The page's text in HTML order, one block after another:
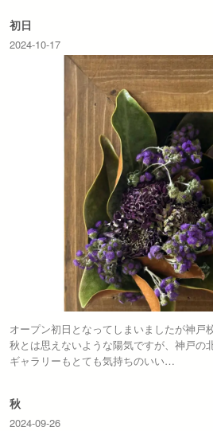
初日
2024-10-17
オープン初日となってしまいましたが神戸
秋とは思えないような陽気ですが、神戸の
ギャラリーもとても気持ちのいい…
秋
2024-09-26